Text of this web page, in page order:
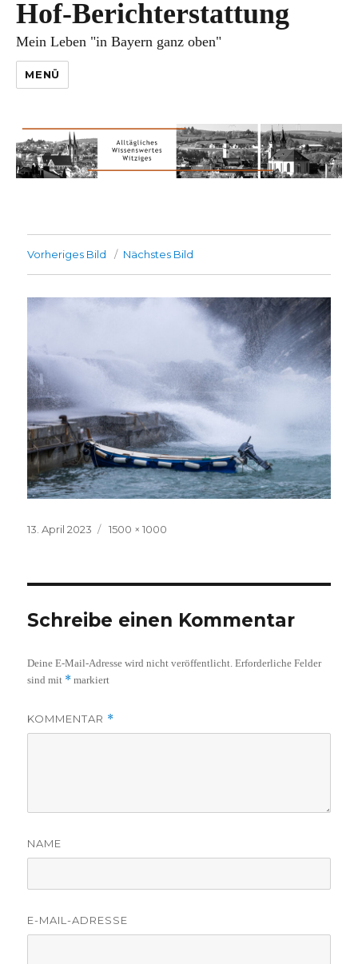
Hof-Berichterstattung
Mein Leben "in Bayern ganz oben"
MENÜ
Vorheriges Bild Nächstes Bild
Veröffentlicht
13. April 2023
Volle
1500 × 1000
Schreibe einen Kommentar
Deine E-Mail-Adresse wird nicht veröffentlicht. Erforderliche Felder
sind mit * markiert
KOMMENTAR *
NAME
E-MAIL-ADRESSE